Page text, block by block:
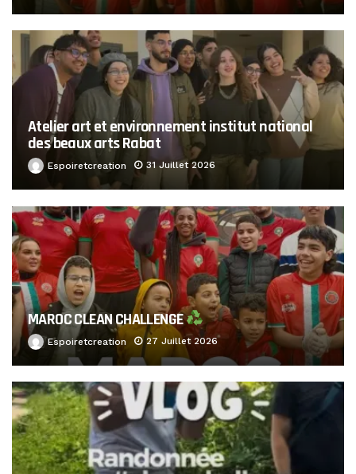
Atelier art et environnement institut national
des beaux arts Rabat
Espoiretcreation 31 Juillet 2026
MAROC CLEAN CHALLENGE
Espoiretcreation 27 Juillet 2026